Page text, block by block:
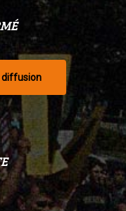
diffusion